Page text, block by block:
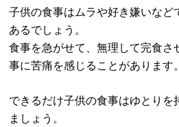
子供の食事はムラや好き嫌いなど
あるでしょう。
食事を急がせて、無理して完食さ
事に苦痛を感じることがあります。
できるだけ子供の食事はゆとりを
ましょう。